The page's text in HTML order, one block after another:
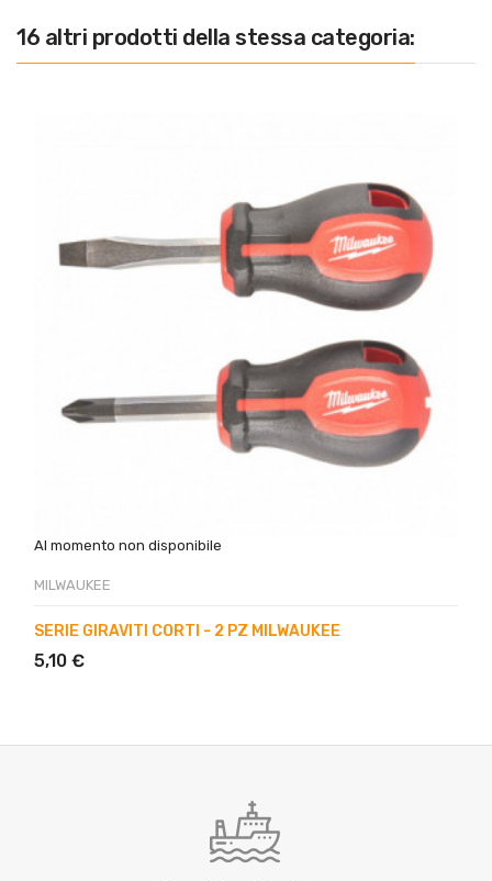
16 altri prodotti della stessa categoria:
Al momento non disponibile
MILWAUKEE
SERIE GIRAVITI CORTI - 2 PZ MILWAUKEE
5,10 €